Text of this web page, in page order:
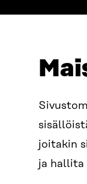
joitakin
ja hallita
00181
Y-TUNNUS